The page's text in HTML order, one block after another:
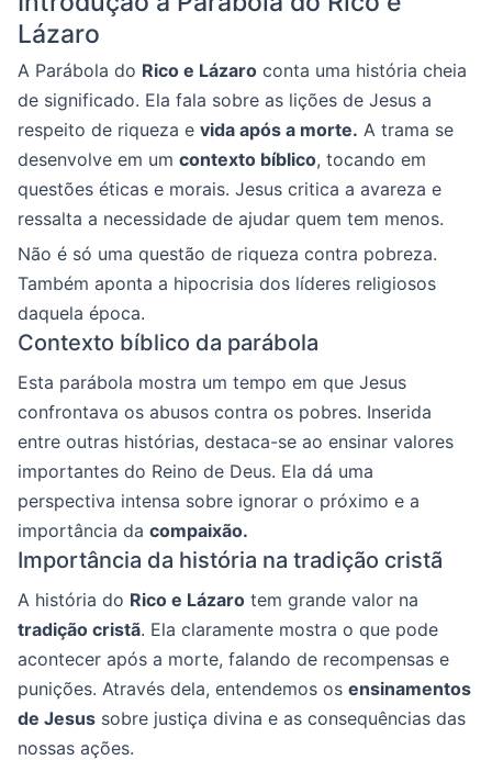
Lázaro
A Parábola do Rico e Lázaro conta uma história cheia
de significado. Ela fala sobre as lições de Jesus a
respeito de riqueza e vida após a morte. A trama se
desenvolve em um contexto bíblico, tocando em
questões éticas e morais. Jesus critica a avareza e
ressalta a necessidade de ajudar quem tem menos.
Não é só uma questão de riqueza contra pobreza.
Também aponta a hipocrisia dos líderes religiosos
daquela época.
Contexto bíblico da parábola
Esta parábola mostra um tempo em que Jesus
confrontava os abusos contra os pobres. Inserida
entre outras histórias, destaca-se ao ensinar valores
importantes do Reino de Deus. Ela dá uma
perspectiva intensa sobre ignorar o próximo e a
importância da compaixão.
Importância da história na tradição cristã
A história do Rico e Lázaro tem grande valor na
tradição cristã. Ela claramente mostra o que pode
acontecer após a morte, falando de recompensas e
punições. Através dela, entendemos os ensinamentos
de Jesus sobre justiça divina e as consequências das
nossas ações.